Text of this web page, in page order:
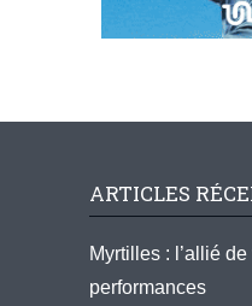
ARTICLES
Myrtilles : l’allié
performances